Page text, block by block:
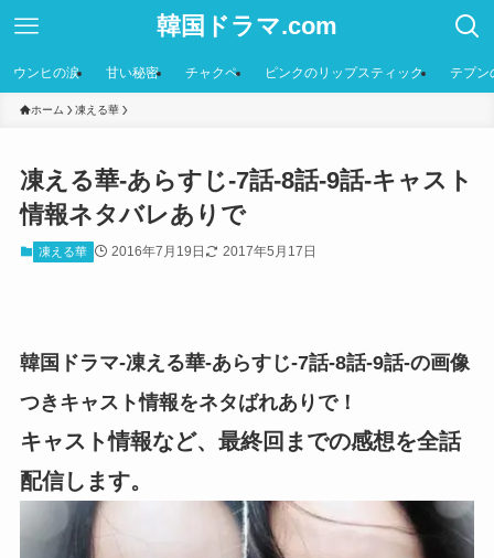
韓国ドラマ.com
ウンヒの涙 甘い秘密 チャクペ ピンクのリップスティック テプン
ホーム 凍える華
凍える華-あらすじ-7話-8話-9話-キャスト
情報ネタバレありで
凍える華 2016年7月19日 2017年5月17日
韓国ドラマ-凍える華-あらすじ-7話-8話-9話-の画像
つきキャスト情報をネタばれありで！
キャスト情報など、最終回までの感想を全話
配信します。